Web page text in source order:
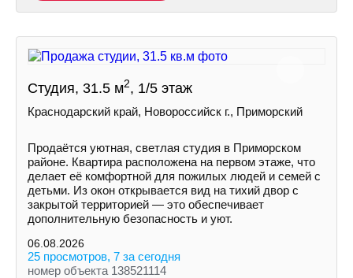
Студия, 31.5 м2, 1/5 этаж
Краснодарский край, Новороссийск г., Приморский
Продаётся уютная, светлая студия в Приморском
районе. Квартира расположена на первом этаже, что
делает её комфортной для пожилых людей и семей с
детьми. Из окон открывается вид на тихий двор с
закрытой территорией — это обеспечивает
дополнительную безопасность и уют.
06.08.2026
25 просмотров, 7 за сегодня
номер объекта 138521114